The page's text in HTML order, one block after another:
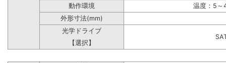
動作環境
温度：5
外形寸法(mm)
光学ドライブ
【選択】